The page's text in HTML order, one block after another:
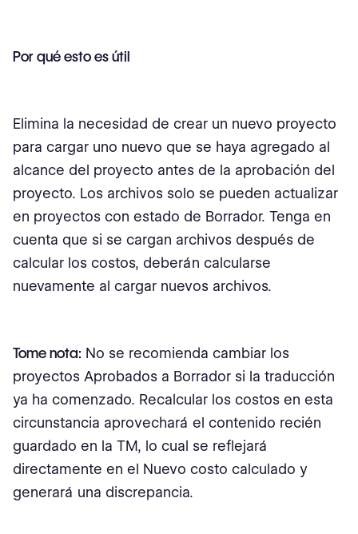
Por qué esto es útil
Elimina la necesidad de crear un nuevo proyecto
para cargar uno nuevo que se haya agregado al
alcance del proyecto antes de la aprobación del
proyecto. Los archivos solo se pueden actualizar
en proyectos con estado de Borrador. Tenga en
cuenta que si se cargan archivos después de
calcular los costos, deberán calcularse
nuevamente al cargar nuevos archivos.
Tome nota: No se recomienda cambiar los
proyectos Aprobados a Borrador si la traducción
ya ha comenzado. Recalcular los costos en esta
circunstancia aprovechará el contenido recién
guardado en la TM, lo cual se reflejará
directamente en el Nuevo costo calculado y
generará una discrepancia.